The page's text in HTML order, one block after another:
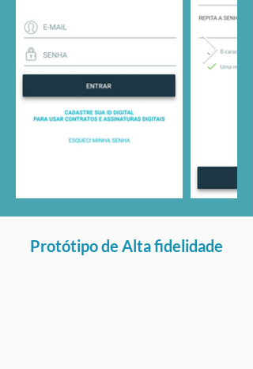
Protótipo de Alta fidelidade